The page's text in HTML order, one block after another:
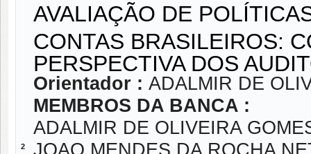
2
AVALIAÇÃO DE
CONTAS BRASILEIROS:
PERSPECTIVA DOS
Orientador : ADALMIR DE
MEMBROS DA BANCA :
ADALMIR DE OLIVEIRA
JOAO MENDES DA ROCHA